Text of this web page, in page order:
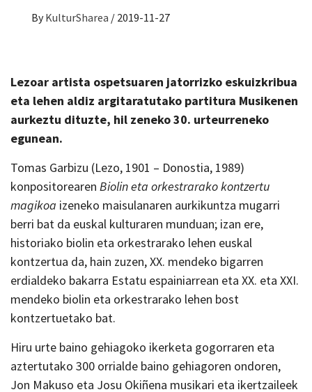
By KulturSharea / 2019-11-27
Lezoar artista ospetsuaren jatorrizko eskuizkribua
eta lehen aldiz argitaratutako partitura Musikenen
aurkeztu dituzte, hil zeneko 30. urteurreneko
egunean.
Tomas Garbizu (Lezo, 1901 – Donostia, 1989)
konpositorearen Biolin eta orkestrarako kontzertu
magikoa izeneko maisulanaren aurkikuntza mugarri
berri bat da euskal kulturaren munduan; izan ere,
historiako biolin eta orkestrarako lehen euskal
kontzertua da, hain zuzen, XX. mendeko bigarren
erdialdeko bakarra Estatu espainiarrean eta XX. eta XXI.
mendeko biolin eta orkestrarako lehen bost
kontzertuetako bat.
Hiru urte baino gehiagoko ikerketa gogorraren eta
aztertutako 300 orrialde baino gehiagoren ondoren,
Jon Makuso eta Josu Okiñena musikari eta ikertzaileek